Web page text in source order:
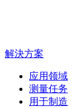
解決方案
应用领域
测量任务
用于制造